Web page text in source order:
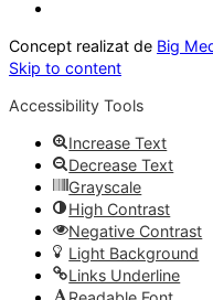
Concept realizat de Big
Skip to content
Accessibility Tools
Increase Text
Decrease Text
Grayscale
High Contrast
Negative Contrast
Light Background
Links Underline